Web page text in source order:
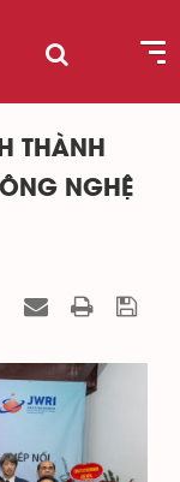
THÀNH
NGHỆ